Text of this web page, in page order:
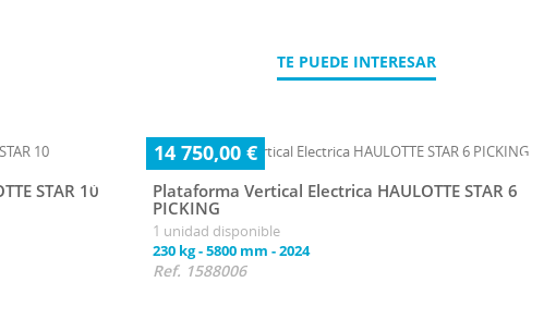
TE PUEDE INTERESAR
STAR 10
14 750,00 €
Plataforma Vertical Electrica HAULOTTE STAR 6
PICKING
1 unidad disponible
230 kg-5800 mm -2024
Ref. 1588006